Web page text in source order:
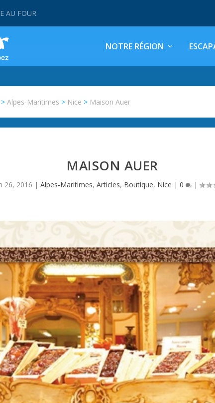
AU FOUR
NOTRE RÉGION
>Alpes-Maritimes > Nice > Maison Auer
MAISON AUER
26, 2016 | Alpes-Maritimes, Articles, Boutique, Nice | 0 |